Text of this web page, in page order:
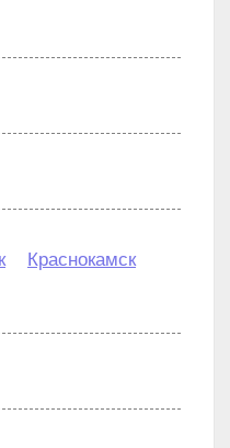
Краснокамск